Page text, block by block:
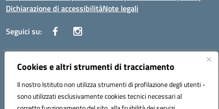
Cookies e altri strumenti di tracciamento
Il nostro Istituto non utilizza strumenti di profilazione degli utenti -
sono utilizzati esclusivamente cookies tecnici necessari al
Dichiarazione di accessibilitàNote legali
Seguici su:
Indirizzo:Corso Vittorio Emanuele, 27 90133 - Palermo
Posta elettronica certificata (PEC):pais03600r@pec.istruzione.it
Codice fiscale: 97308550827